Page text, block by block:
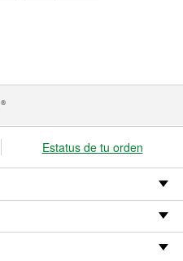
®
Estatus de tu orden